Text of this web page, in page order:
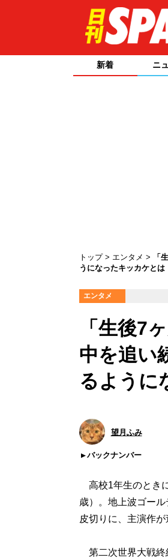
新着 ニ
トップ エンタメ
「
うになったキッカケとは
エンタメ
「生後7
中を追い
るように
望月ふみ
バックナンバー
高校1年生のとき
歳）。地上波ゴー
皮切りに、主演作が
第二次世界大戦終